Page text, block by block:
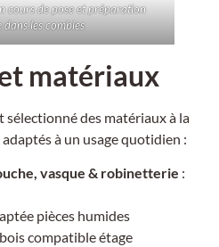
cours de pose et préparation
dans les combles
matériaux
sélectionné des matériaux à la
à un usage quotidien :
vasque & robinetterie :
pièces humides
compatible étage